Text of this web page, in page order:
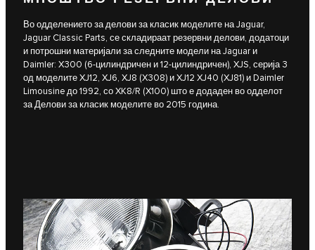
Во одделението за делови за класик моделите на Jaguar,
Jaguar Classic Parts, се складираат резервни делови, додатоци
и потрошни материјали за следните модели на Jaguar и
Daimler: X300 (6-цилиндричен и 12-цилиндричен), XJS, серија 3
од моделите XJ12, XJ6, XJ8 (X308) и XJ12 XJ40 (XJ81) и Daimler
Limousine до 1992, со XK8/R (X100) што е додаден во одделот
за Делови за класик моделите во 2015 година.